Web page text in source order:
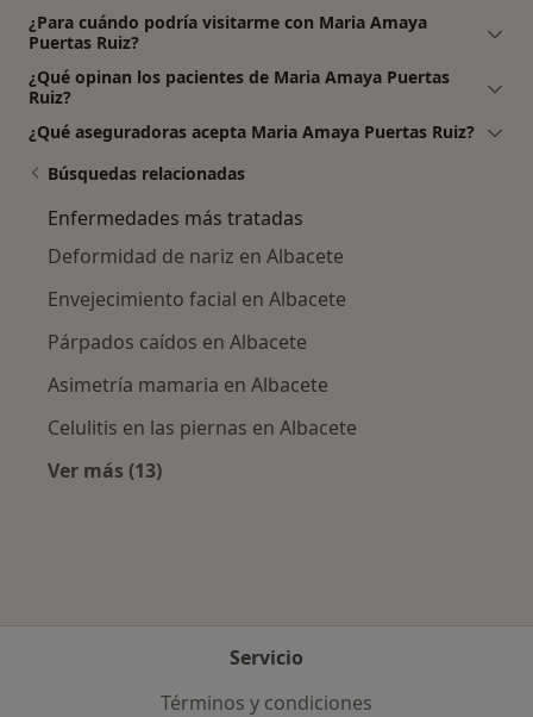
¿Para cuándo podría visitarme con Maria Amaya
Puertas Ruiz?
¿Qué opinan los pacientes de Maria Amaya Puertas
Ruiz?
¿Qué aseguradoras acepta Maria Amaya Puertas Ruiz?
Búsquedas relacionadas
Enfermedades más tratadas
Deformidad de nariz en Albacete
Envejecimiento facial en Albacete
Párpados caídos en Albacete
Asimetría mamaria en Albacete
Celulitis en las piernas en Albacete
Ver más (13)
Servicio
Términos y condiciones